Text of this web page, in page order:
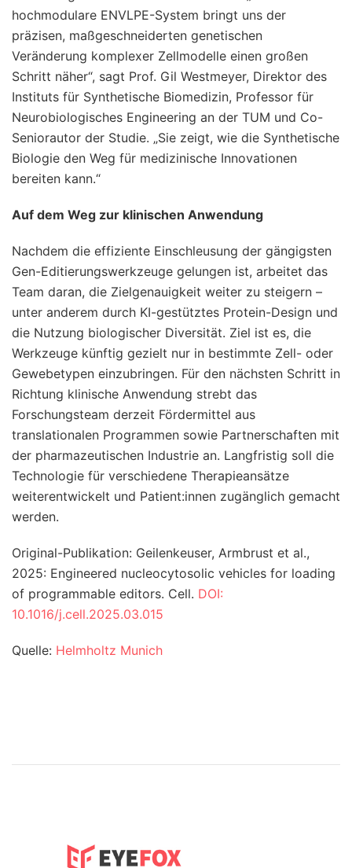
hochmodulare ENVLPE-System bringt uns der
präzisen, maßgeschneiderten genetischen
Veränderung komplexer Zellmodelle einen großen
Schritt näher“, sagt Prof. Gil Westmeyer, Direktor des
Instituts für Synthetische Biomedizin, Professor für
Neurobiologisches Engineering an der TUM und Co-
Seniorautor der Studie. „Sie zeigt, wie die Synthetische
Biologie den Weg für medizinische Innovationen
bereiten kann.“
Auf dem Weg zur klinischen Anwendung
Nachdem die effiziente Einschleusung der gängigsten
Gen-Editierungswerkzeuge gelungen ist, arbeitet das
Team daran, die Zielgenauigkeit weiter zu steigern –
unter anderem durch KI-gestütztes Protein-Design und
die Nutzung biologischer Diversität. Ziel ist es, die
Werkzeuge künftig gezielt nur in bestimmte Zell- oder
Gewebetypen einzubringen. Für den nächsten Schritt in
Richtung klinische Anwendung strebt das
Forschungsteam derzeit Fördermittel aus
translationalen Programmen sowie Partnerschaften mit
der pharmazeutischen Industrie an. Langfristig soll die
Technologie für verschiedene Therapieansätze
weiterentwickelt und Patient:innen zugänglich gemacht
werden.
Original-Publikation: Geilenkeuser, Armbrust et al.,
2025: Engineered nucleocytosolic vehicles for loading
of programmable editors. Cell. DOI:
10.1016/j.cell.2025.03.015
Quelle: Helmholtz Munich